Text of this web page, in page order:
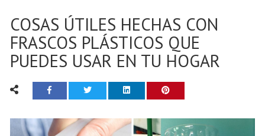
COSAS ÚTILES HECHAS CON
FRASCOS PLÁSTICOS QUE
PUEDES USAR EN TU HOGAR